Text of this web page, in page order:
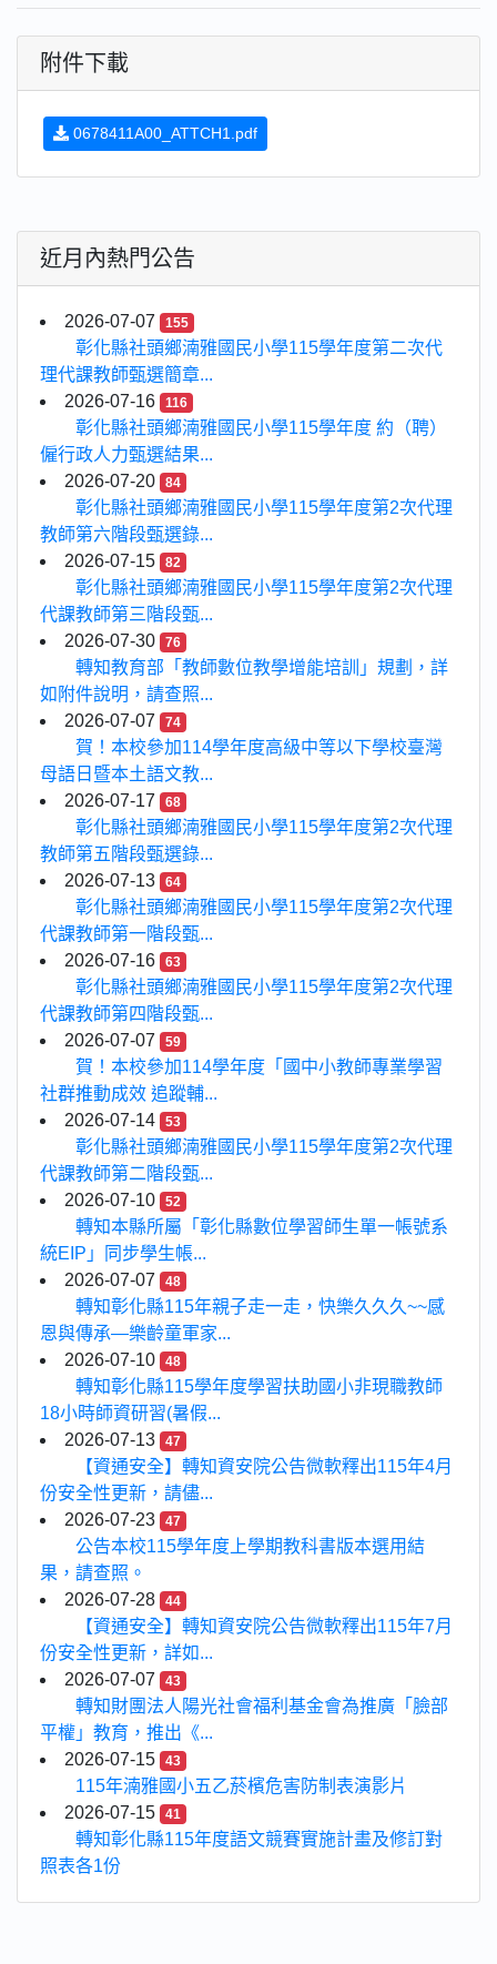
附件下載
0678411A00_ATTCH1.pdf
近月內熱門公告
2026-07-07 155
彰化縣社頭鄉湳雅國民小學115學年度第二次代
理代課教師甄選簡章...
2026-07-16
116
彰化縣社頭鄉湳雅國民小學115學年度 約（聘）
僱行政人力甄選結果...
2026-07-20
84
彰化縣社頭鄉湳雅國民小學115學年度第2次代理
教師第六階段甄選錄...
2026-07-15
82
彰化縣社頭鄉湳雅國民小學115學年度第2次代理
代課教師第三階段甄...
2026-07-30
76
轉知教育部「教師數位教學增能培訓」規劃，詳
如附件說明，請查照...
2026-07-07
74
賀！本校參加114學年度高級中等以下學校臺灣
母語日暨本土語文教...
2026-07-17
68
彰化縣社頭鄉湳雅國民小學115學年度第2次代理
教師第五階段甄選錄...
2026-07-13
64
彰化縣社頭鄉湳雅國民小學115學年度第2次代理
代課教師第一階段甄...
2026-07-16
63
彰化縣社頭鄉湳雅國民小學115學年度第2次代理
代課教師第四階段甄...
2026-07-07
59
賀！本校參加114學年度「國中小教師專業學習
社群推動成效 追蹤輔...
2026-07-14
53
彰化縣社頭鄉湳雅國民小學115學年度第2次代理
代課教師第二階段甄...
2026-07-10
52
轉知本縣所屬「彰化縣數位學習師生單一帳號系
統EIP」同步學生帳...
2026-07-07
48
轉知彰化縣115年親子走一走，快樂久久久~~感
恩與傳承—樂齡童軍家...
2026-07-10
48
轉知彰化縣115學年度學習扶助國小非現職教師
18小時師資研習(暑假...
2026-07-13
47
【資通安全】轉知資安院公告微軟釋出115年4月
份安全性更新，請儘...
2026-07-23
47
公告本校115學年度上學期教科書版本選用結
果，請查照。
2026-07-28
44
【資通安全】轉知資安院公告微軟釋出115年7月
份安全性更新，詳如...
2026-07-07
43
轉知財團法人陽光社會福利基金會為推廣「臉部
平權」教育，推出《...
2026-07-15
43
115年湳雅國小五乙菸檳危害防制表演影片
2026-07-15
41
轉知彰化縣115年度語文競賽實施計畫及修訂對
照表各1份